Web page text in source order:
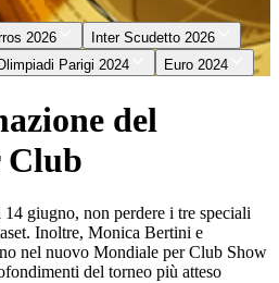
2026
Inter Scudetto 2026
Parigi 2024 Euro 2024
del
Club
giugno, non perdere i tre speciali
Inoltre, Monica Bertini e
nel nuovo Mondiale per Club Show
del torneo più atteso